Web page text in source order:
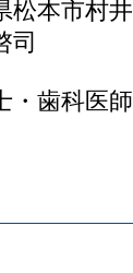
松本市村
司
・歯科医